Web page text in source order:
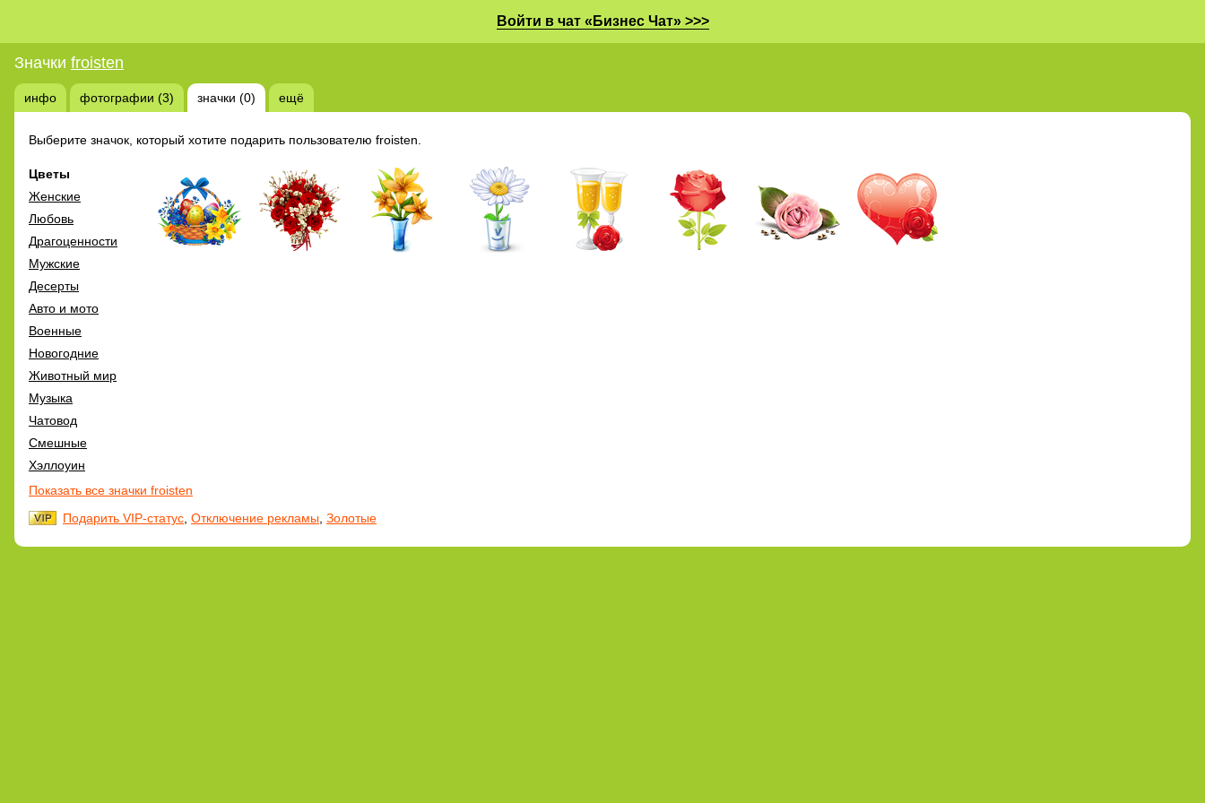
Войти в чат «Бизнес Чат» >>>
Значки froisten
инфо фотографии (3) значки (0) ещё
Выберите значок, который хотите подарить пользователю froisten.
Цветы
Женские
Любовь
Драгоценности
Мужские
Десерты
Авто и мото
Военные
Новогодние
Животный мир
Музыка
Чатовод
Смешные
Хэллоуин
Показать все значки froisten
Подарить VIP-статус Отключение рекламы Золотые